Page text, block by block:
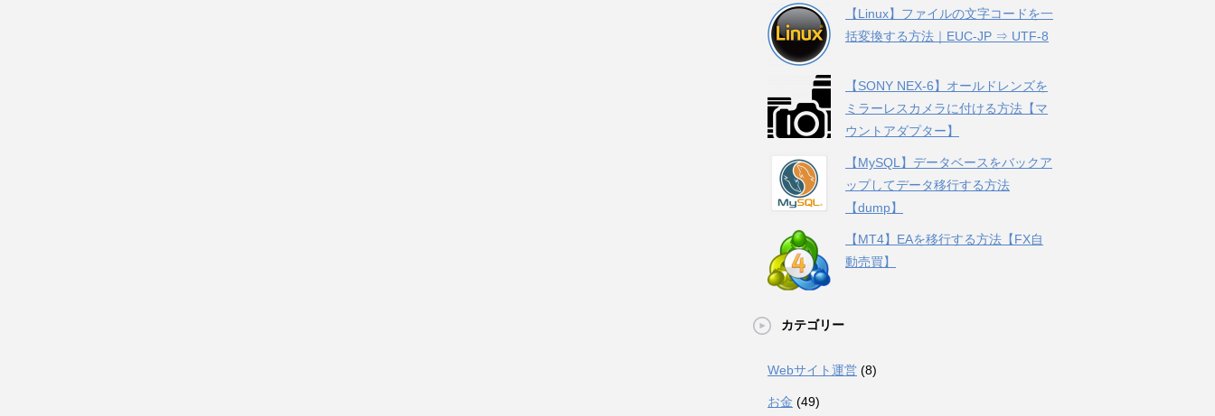
【Linux】ファイルの文字コードを一
括変換する方法｜EUC-JP ⇒ UTF-8
【SONY NEX-6】オールドレンズを
ミラーレスカメラに付ける方法【マ
ウントアダプター】
【MySQL】データベースをバックア
ップしてデータ移行する方法
【dump】
【MT4】EAを移行する方法【FX自
動売買】
カテゴリー
Webサイト運営 (8)
お金 (49)